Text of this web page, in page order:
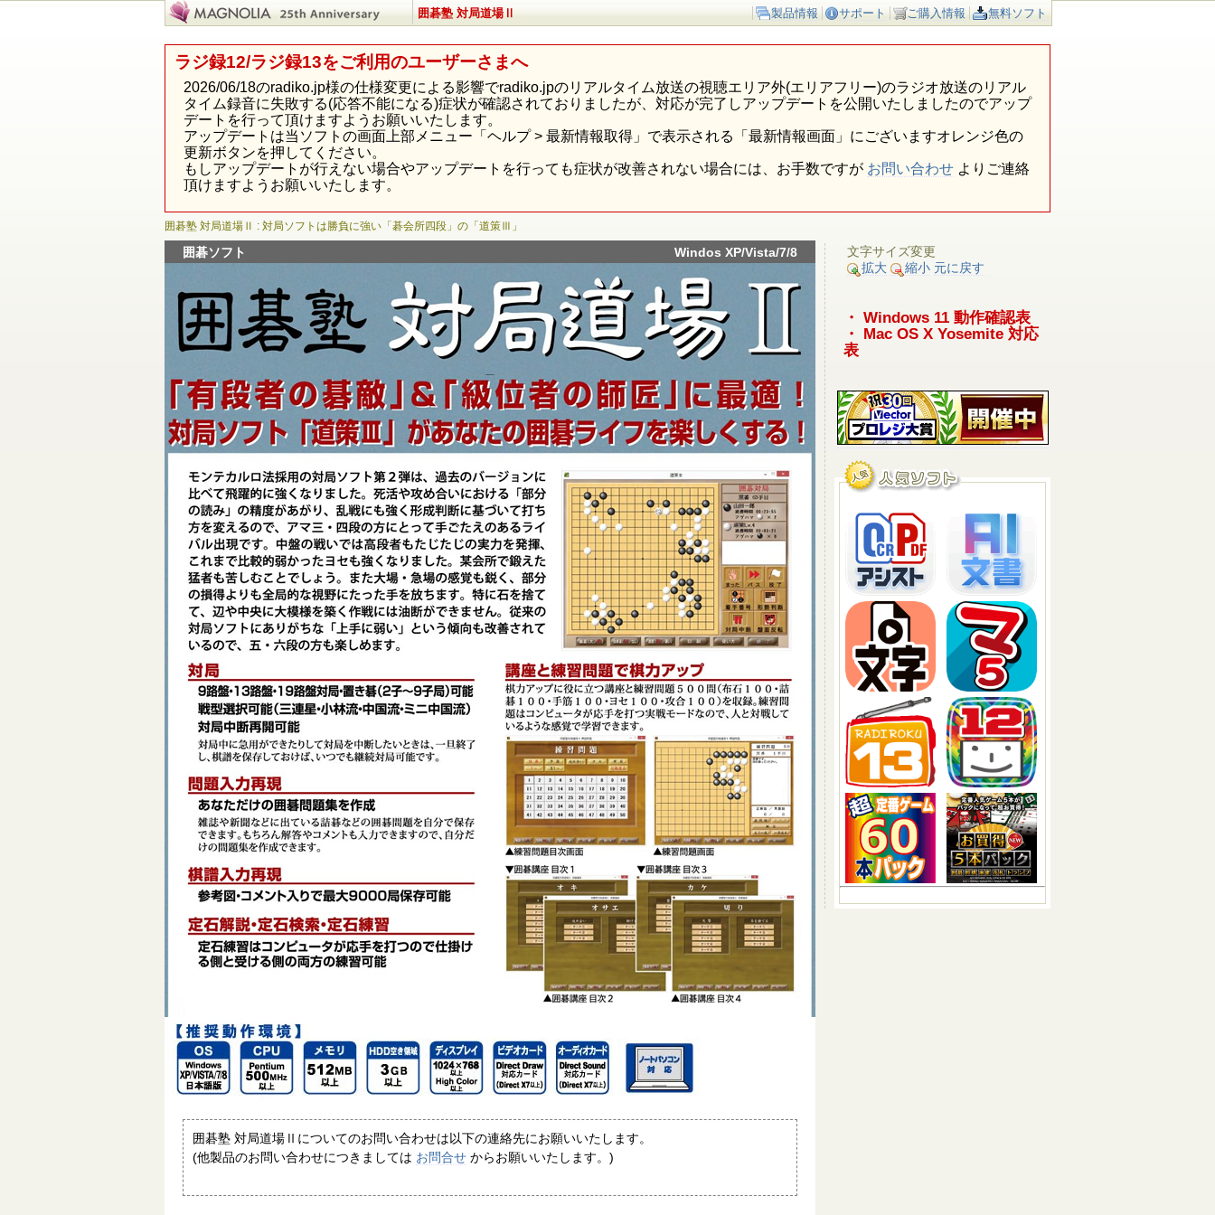
囲碁塾 対局道場Ⅱ 製品情報 サポート ご購入情報 無料ソフト
ラジ録12/ラジ録13をご利用のユーザーさまへ
2026/06/18のradiko.jp様の仕様変更による影響でradiko.jpのリアルタイム放送の視聴エリア外(エリアフリー)のラジオ放送のリアル
タイム録音に失敗する(応答不能になる)症状が確認されておりましたが、対応が完了しアップデートを公開いたしましたのでアップ
デートを行って頂けますようお願いいたします。
アップデートは当ソフトの画面上部メニュー「ヘルプ > 最新情報取得」で表示される「最新情報画面」にございますオレンジ色の
更新ボタンを押してください。
もしアップデートが行えない場合やアップデートを行っても症状が改善されない場合には、お手数ですが お問い合わせ よりご連絡
頂けますようお願いいたします。
囲碁塾 対局道場Ⅱ : 対局ソフトは勝負に強い「碁会所四段」の「道策Ⅲ」
囲碁ソフト Windos XP/Vista/7/8
囲碁塾 対局道場Ⅱについてのお問い合わせは以下の連絡先にお願いいたします。
(他製品のお問い合わせにつきましては お問合せ からお願いいたします。)
文字サイズ変更
拡大
縮小 元に戻す
・ Windows 11 動作確認表
・ Mac OS X Yosemite 対応
表